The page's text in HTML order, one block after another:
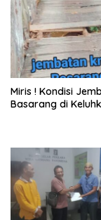
Miris ! Kondisi
Basarang di